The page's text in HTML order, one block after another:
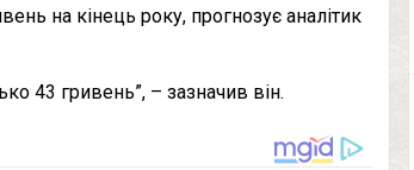
на кінець року, прогнозує аналітик
43 гривень”, – зазначив він.